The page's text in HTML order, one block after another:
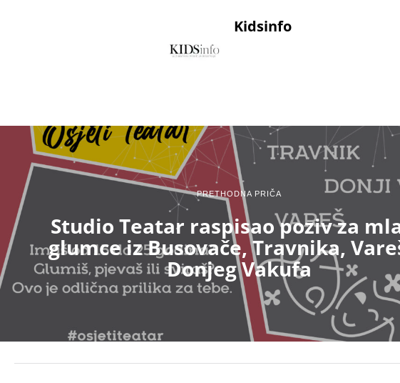
Kidsinfo
PRETHODNA PRIČA
Studio Teatar raspisao poziv za
glumce iz Busovače, Travnika,
Donjeg Vakufa